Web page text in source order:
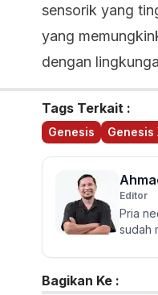
sensorik yang
yang
dengan
Tags Terkait :
Genesis Genesis
Editor
Pria
sudah
Bagikan Ke :